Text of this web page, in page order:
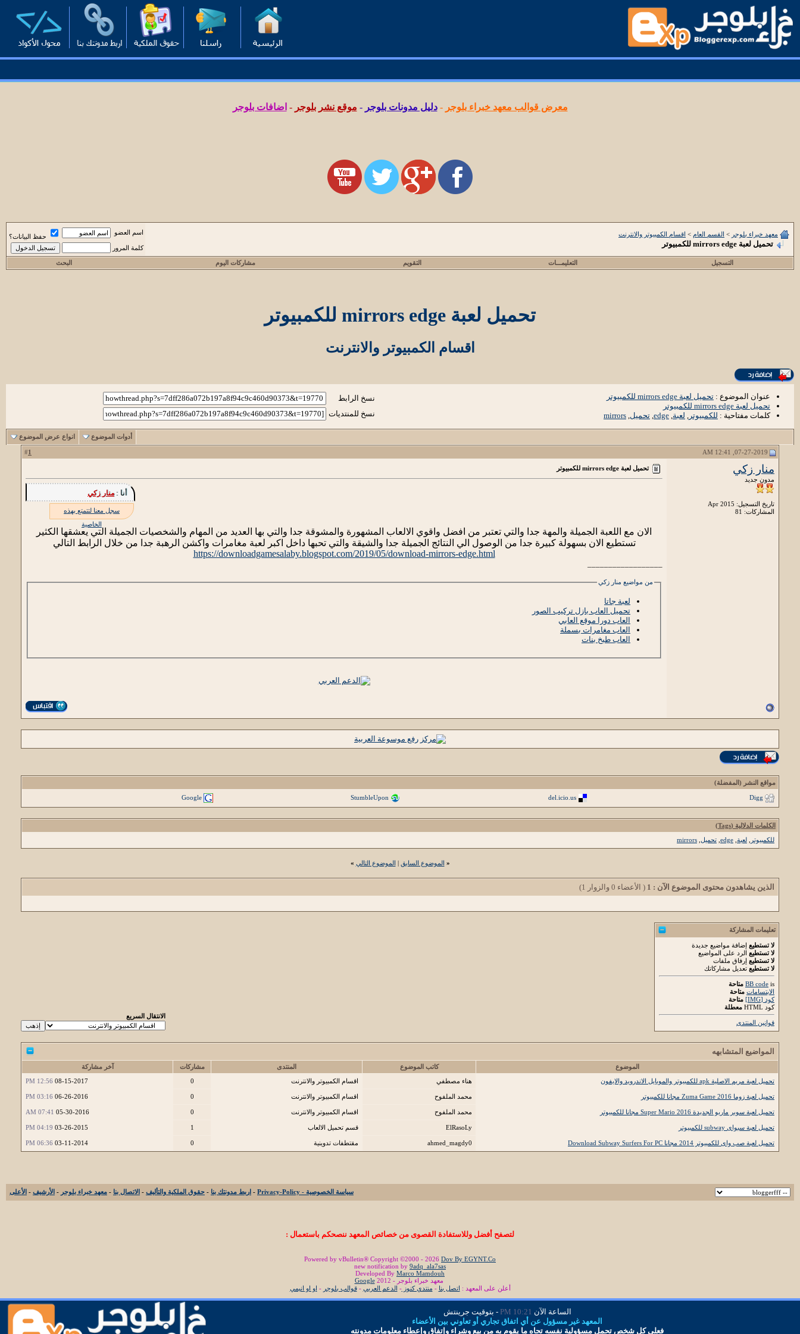
معرض قوالب معهد خبراء بلوجر -دليل مدونات بلوجر - موقع نشر بلوجر - اضافات بلوجر
معهد خبراء بلوجر > القسم العام > اقسام الكمبيوتر والانترنت
تحميل لعبة mirrors edge للكمبيوتر
اسم العضو
حفظ البيانات؟
كلمة المرور
التسجيل التعليمـــات التقويم مشاركات اليوم البحث
تحميل لعبة mirrors edge للكمبيوتر
اقسام الكمبيوتر والانترنت
عنوان الموضوع : تحميل لعبة mirrors edge للكمبيوتر
تحميل لعبة mirrors edge للكمبيوتر
كلمات مفتاحية : للكمبيوتر , لعبة,
edge
, تحميل,
mirrors
نسخ الرابط
نسخ للمنتديات
أدوات الموضوع انواع عرض الموضوع
1
منار زكي
مدون جديد
تاريخ التسجيل: Apr 2015
المشاركات: 81
تحميل لعبة mirrors edge للكمبيوتر
أنا :منار زكي
سجل معنا لتتمتع بهذه
الخاصية
الان مع اللعبة الجميلة والمهة جدا والتي تعتبر من افضل واقوي الالعاب المشهورة والمشوقة جدا والتي بها العديد من المهام والشخصيات الجميلة التي يعشقها الكثير
تستطيع الان بسهولة كبيرة جدا من الوصول الي النتائج الجميلة جدا والشيقة والتي تحبها داخل اكبر لعبة مغامرات واكشن الرهبة جدا من خلال الرابط التالي
https://downloadgamesalaby.blogspot.com/2019/05/download-mirrors-edge.html
من مواضيع منار زكي
لعبة جاتا
تحميل العاب بازل تركيب الصور
العاب دورا موقع العابي
العاب مغامرات بسملة
العاب طبخ بنات
مواقع النشر (المفضلة)
Digg
del.icio.us
StumbleUpon
Google
الكلمات الدلالية (Tags)
للكمبيوتر
لعبة edge تحميل mirrors
« الموضوع السابق | الموضوع التالي »
الذين يشاهدون محتوى الموضوع الآن : 1 ( الأعضاء 0 والزوار 1)
تعليمات المشاركة
لا تستطيع إضافة مواضيع جديدة
لا تستطيع الرد على المواضيع
لا تستطيع إرفاق ملفات
لا تستطيع تعديل مشاركاتك
BB code is
متاحة
الابتسامات متاحة
كود [IMG]
متاحة
كود HTML
معطلة
قوانين المنتدى
الانتقال السريع
المواضيع المتشابهه
الموضوع كاتب الموضوع المنتدى مشاركات
آخر مشاركة
تحميل لعبة مريم الاصلية apk للكمبيوتر والموبايل الاندرويد والايفون
هناء مصطفي اقسام الكمبيوتر والانترنت 0
08-15-2017
12:56 PM
تحميل لعبة زوما 2016 Zuma Game مجانا للكمبيوتر محمد الملفوح اقسام الكمبيوتر والانترنت 0
06-26-2016
03:16 PM
تحميل لعبة سوبر ماريو الجديدة 2016 Super Mario مجانا للكمبيوتر محمد الملفوح اقسام الكمبيوتر والانترنت 0
05-30-2016
07:41 AM
تحميل لعبة سبواى subway للكمبيوتر ElRasoLy قسم تحميل الالعاب 1
03-26-2015
04:19 PM
تحميل لعبة صب واى للكمبيوتر 2014 مجانا Download Subway Surfers For PC ahmed_magdy0 مقتطفات تدوينية 0
03-11-2014
06:36 PM
سياسة الخصوصية - Privacy-Policy - اربط مدونتك بنا - حقوق الملكية والتأليف - الاتصال بنا - معهد خبراء بلوجر - الأرشيف - الأعلى
لتصفح أفضل وللاستفادة القصوى من خصائص المعهد ننصحكم باستعمال :
Powered by vBulletin® Copyright ©2000 - 2026 Dov By EGYNT.Co
new notification by 9adq_ala7sas
Developed By Marco Mamdouh
معهد خبراء بلوجر - 2012
Google
أعلن على المعهد : اتصل بنا - منتدي كنوز- الدعم العربي -قوالب بلوجر - او او انيمي
الساعة الآن 10:21 PM
- بتوقيت جرينتش
المعهد غير مسؤول عن أي اتفاق تجاري أو تعاوني بين الأعضاء
فعلى كل شخص تحمل مسؤولية نفسه تجاه ما يقوم به من بيع وشراء وإتفاق و عطاء معلومات مدونته